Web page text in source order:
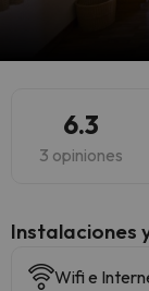
6.3
3 opiniones
Instalaciones
Wifi e